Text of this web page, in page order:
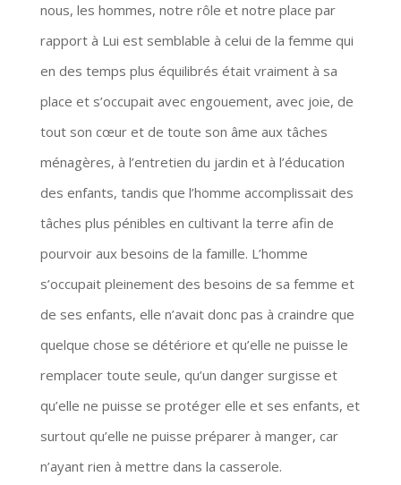
nous, les hommes, notre rôle et notre place par
rapport à Lui est semblable à celui de la femme qui
en des temps plus équilibrés était vraiment à sa
place et s’occupait avec engouement, avec joie, de
tout son cœur et de toute son âme aux tâches
ménagères, à l’entretien du jardin et à l’éducation
des enfants, tandis que l’homme accomplissait des
tâches plus pénibles en cultivant la terre afin de
pourvoir aux besoins de la famille. L’homme
s’occupait pleinement des besoins de sa femme et
de ses enfants, elle n’avait donc pas à craindre que
quelque chose se détériore et qu’elle ne puisse le
remplacer toute seule, qu’un danger surgisse et
qu’elle ne puisse se protéger elle et ses enfants, et
surtout qu’elle ne puisse préparer à manger, car
n’ayant rien à mettre dans la casserole.